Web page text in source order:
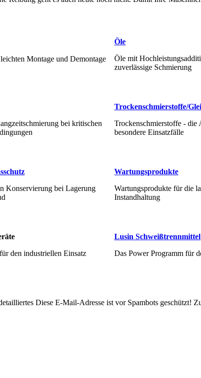
Montage und Demontage
Öle
Öle mit
zuverlässige Schmierung
bei kritischen
Trockenschmierstoffe/
Trockenschmierstoffe - die
besondere Einsatzfälle
Konservierung bei Lagerung
Wartungsprodukte
Wartungsprodukte für die
Instandhaltung
den industriellen Einsatz
Lusin Schweißtrennmittel
Das Power Programm für
Diese E-Mail-Adresse ist vor Spambots geschützt!